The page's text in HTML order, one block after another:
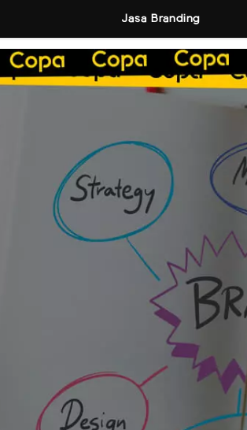
Jasa Branding